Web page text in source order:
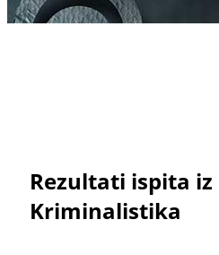
Rezultati ispita
Kriminalistika